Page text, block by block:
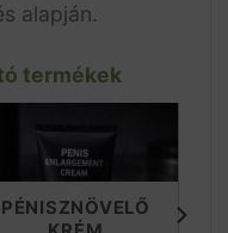
alapján.
termékek